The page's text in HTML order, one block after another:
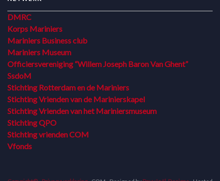
DMRC
Korps Mariniers
Mariniers Business club
Mariniers Museum
Officiersvereniging “Willem Joseph Baron Van Ghent”
SsdoM
Stichting Rotterdam en de Mariniers
Stichting Vrienden van de Marinierskapel
Stichting Vrienden van het Mariniersmuseum
Stichting QPO
Stichting vrienden COM
Vfonds